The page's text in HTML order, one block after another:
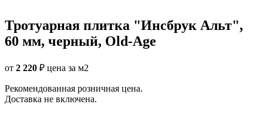
Тротуарная плитка "Инсбрук Альт",
60 мм, черный, Old-Age
от 2 220 ₽ цена за м2
Рекомендованная розничная цена.
Доставка не включена.